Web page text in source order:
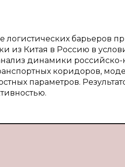
барьеров
из Китая в Россию в
динамики российско-
коридоров,
параметров.